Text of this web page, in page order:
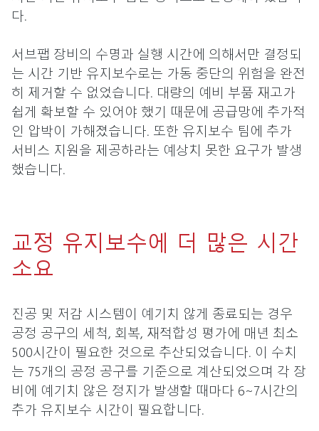
다.
서브팹 장비의 수명과 실행 시간에 의해서만 결정되
는 시간 기반 유지보수로는 가동 중단의 위험을 완전
히 제거할 수 없었습니다. 대량의 예비 부품 재고가
쉽게 확보할 수 있어야 했기 때문에 공급망에 추가적
인 압박이 가해졌습니다. 또한 유지보수 팀에 추가
서비스 지원을 제공하라는 예상치 못한 요구가 발생
했습니다.
교정 유지보수에 더 많은 시간
소요
진공 및 저감 시스템이 예기치 않게 종료되는 경우
공정 공구의 세척, 회복, 재적합성 평가에 매년 최소
500시간이 필요한 것으로 추산되었습니다. 이 수치
는 75개의 공정 공구를 기준으로 계산되었으며 각 장
비에 예기치 않은 정지가 발생할 때마다 6~7시간의
추가 유지보수 시간이 필요합니다.